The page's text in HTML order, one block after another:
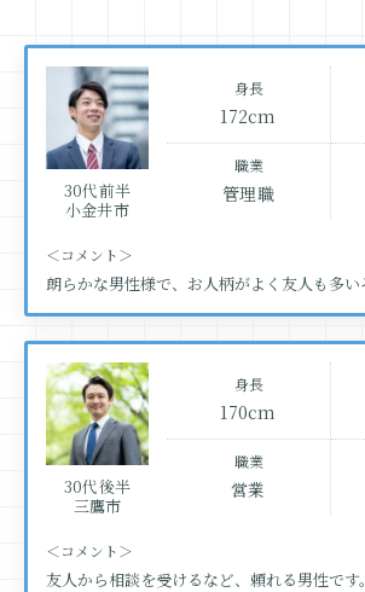
30代前半
小金井市
身長
172cm
職業
管理職
＜コメント＞
朗らかな男性様で、お人柄がよく友人も多い
30代後半
三鷹市
身長
170cm
職業
営業
＜コメント＞
友人から相談を受けるなど、頼れる男性です。